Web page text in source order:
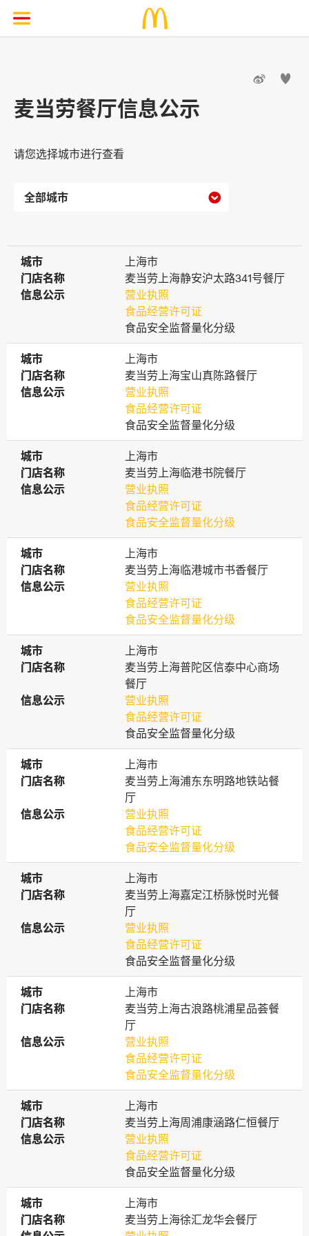
 
麦当劳餐厅信息公示
请您选择城市进行查看

城市
城市
上海市
门店名称
门店名称
麦当劳上海静安沪太路341号餐厅
信息公示
信息公示
营业执照
食品经营许可证
食品安全监督量化分级
城市
城市
上海市
门店名称
门店名称
麦当劳上海宝山真陈路餐厅
信息公示
信息公示
营业执照
食品经营许可证
食品安全监督量化分级
城市
城市
上海市
门店名称
门店名称
麦当劳上海临港书院餐厅
信息公示
信息公示
营业执照
食品经营许可证
食品安全监督量化分级
城市
城市
上海市
门店名称
门店名称
麦当劳上海临港城市书香餐厅
信息公示
信息公示
营业执照
食品经营许可证
食品安全监督量化分级
城市
城市
上海市
门店名称
门店名称
麦当劳上海普陀区信泰中心商场
餐厅
信息公示
信息公示
营业执照
食品经营许可证
食品安全监督量化分级
城市
城市
上海市
门店名称
门店名称
麦当劳上海浦东东明路地铁站餐
厅
信息公示
信息公示
营业执照
食品经营许可证
食品安全监督量化分级
城市
城市
上海市
门店名称
门店名称
麦当劳上海嘉定江桥脉悦时光餐
厅
信息公示
信息公示
营业执照
食品经营许可证
食品安全监督量化分级
城市
城市
上海市
门店名称
门店名称
麦当劳上海古浪路桃浦星品荟餐
厅
信息公示
信息公示
营业执照
食品经营许可证
食品安全监督量化分级
城市
城市
上海市
门店名称
门店名称
麦当劳上海周浦康涵路仁恒餐厅
信息公示
信息公示
营业执照
食品经营许可证
食品安全监督量化分级
城市
城市
上海市
门店名称
门店名称
麦当劳上海徐汇龙华会餐厅